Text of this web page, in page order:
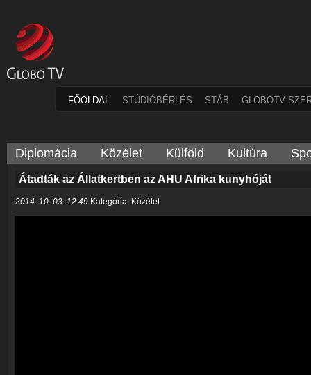
FŐOLDAL STÚDIÓBÉRLÉS STÁB GLOBOTV
Diplomácia Közélet Külföld Kultúra
Átadták az Állatkertben az AHU Afrika kunyhóját
2014. 10. 03. 12:49 Kategória: Közélet